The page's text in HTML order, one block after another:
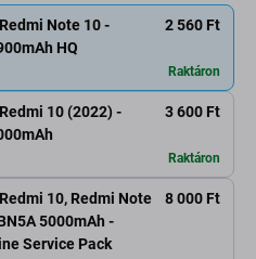
10 (2022) -
3 600 Ft
Raktáron
Note 10 -
HQ
2 560 Ft
Raktáron
10, Redmi Note
5000mAh -
Service Pack
8 000 Ft